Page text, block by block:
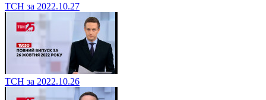
ТСН за 2022.10.27
ТСН за 2022.10.26